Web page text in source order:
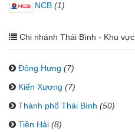
NCB (1)
Chi nhánh Thái Bình - Khu vực
Đông Hưng (7)
Kiến Xương (7)
Thành phố Thái Bình (50)
Tiền Hải (8)